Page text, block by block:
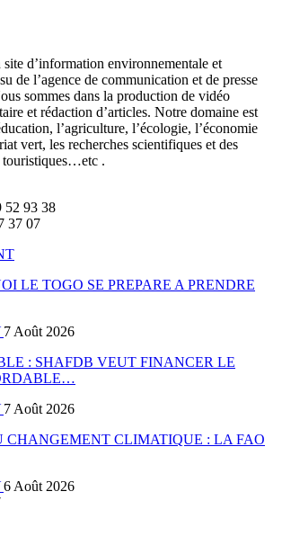
d’information environnementale et
de l’agence de communication et de presse
sommes dans la production de vidéo
et rédaction d’articles. Notre domaine est
l’agriculture, l’écologie, l’économie
vert, les recherches scientifiques et des
touristiques…etc .
52 93 38
37 07
LE TOGO SE PREPARE A PRENDRE
7 Août 2026
: SHAFDB VEUT FINANCER LE
7 Août 2026
CHANGEMENT CLIMATIQUE : LA FAO
6 Août 2026